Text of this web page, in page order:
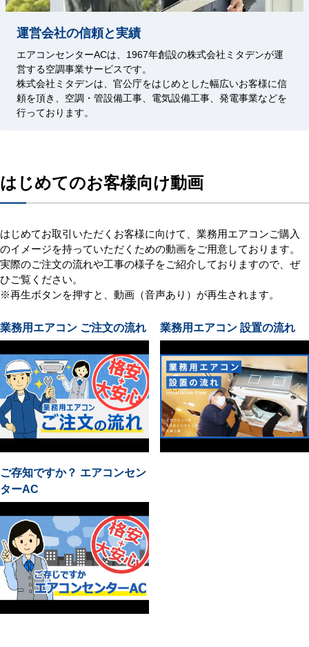
運営会社の信頼と実績
エアコンセンターACは、1967年創設の株式会社ミタデンが運
営する空調事業サービスです。
株式会社ミタデンは、官公庁をはじめとした幅広いお客様に信
頼を頂き、空調・管設備工事、電気設備工事、発電事業などを
行っております。
はじめてのお客様向け動画
はじめてお取引いただくお客様に向けて、業務用エアコンご購入
のイメージを持っていただくための動画をご用意しております。
実際のご注文の流れや工事の様子をご紹介しておりますので、ぜ
ひご覧ください。
※再生ボタンを押すと、動画（音声あり）が再生されます。
業務用エアコン ご注文の流れ 業務用エアコン 設置の流れ
ご存知ですか？ エアコンセン
ターAC